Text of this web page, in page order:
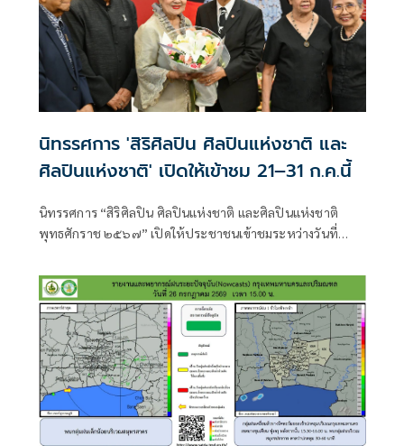
นิทรรศการ 'สิริศิลปิน ศิลปินแห่งชาติ และ
ศิลปินแห่งชาติ' เปิดให้เข้าชม 21–31 ก.ค.นี้
นิทรรศการ “สิริศิลปิน ศิลปินแห่งชาติ และศิลปินแห่งชาติ
พุทธศักราช ๒๕๖๗” เปิดให้ประชาชนเข้าชมระหว่างวันที่
วันที่ ๒๒ และ ๓๑ กรกฎาคม ๒๕๖๙ เวลา ๐๙.๐๐ – ๒๐.๐๐ น.)
ณ อาคารอเนกประสงค์ ศูนย์วัฒนธรรมแห่งประเทศไทย